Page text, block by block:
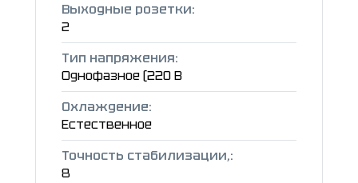
Выходные розетки:
2
Тип напряжения:
Однофазное (220 В
Охлаждение:
Естественное
Точность стабилизации,:
8